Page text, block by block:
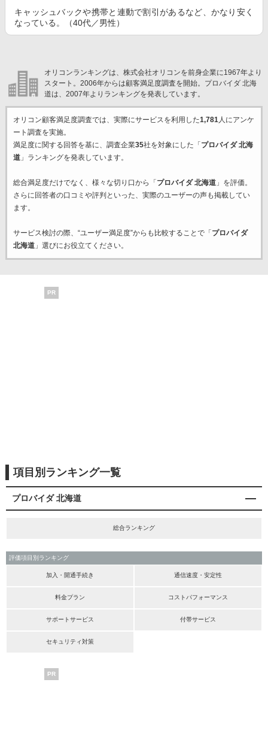
キャッシュバックや携帯と連動で割引があるなど、かなり安く
なっている。（40代／男性）
オリコンランキングは、株式会社オリコンを前身企業に1967年より
スタート。2006年からは顧客満足度調査を開始。プロバイダ 北海
道は、2007年よりランキングを発表しています。
オリコン顧客満足度調査では、実際にサービスを利用した1,781人にアンケ
ート調査を実施。
満足度に関する回答を基に、調査企業35社を対象にした「 プロバイダ 北海
道」ランキングを発表しています。
総合満足度だけでなく、様々な切り口から「 プロバイダ 北海道」を評価。
さらに回答者の口コミや評判といった、実際のユーザーの声も掲載してい
ます。
サービス検討の際、“ユーザー満足度”からも比較することで「 プロバイダ
北海道」選びにお役立てください。
PR
項目別ランキング一覧
プロバイダ 北海道
総合ランキング
評価項目別ランキング
加入・開通手続き 通信速度・安定性
料金プラン コストパフォーマンス
サポートサービス 付帯サービス
セキュリティ対策
PR